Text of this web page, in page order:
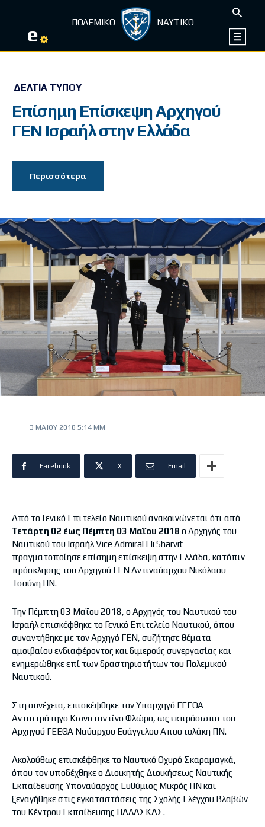
e ΠΟΛΕΜΙΚΟ ΝΑΥΤΙΚΟ
ΔΕΛΤΊΑ ΤΎΠΟΥ
Επίσημη Επίσκεψη Αρχηγού
ΓΕΝ Ισραήλ στην Ελλάδα
Περισσότερα
3 ΜΑΪ́ΟΥ 2018 5:14 ΜΜ
Facebook X Email
Από το Γενικό Επιτελείο Ναυτικού ανακοινώνεται ότι από
Τετάρτη 02 έως Πέμπτη 03 Μαΐου 2018 ο Αρχηγός του
Ναυτικού του Ισραήλ Vice Admiral Eli Sharvit
πραγματοποίησε επίσημη επίσκεψη στην Ελλάδα, κατόπιν
πρόσκλησης του Αρχηγού ΓΕΝ Αντιναύαρχου Νικόλαου
Τσούνη ΠΝ.
Την Πέμπτη 03 Μαΐου 2018, ο Αρχηγός του Ναυτικού του
Ισραήλ επισκέφθηκε το Γενικό Επιτελείο Ναυτικού, όπου
συναντήθηκε με τον Αρχηγό ΓΕΝ, συζήτησε θέματα
αμοιβαίου ενδιαφέροντος και διμερούς συνεργασίας και
ενημερώθηκε επί των δραστηριοτήτων του Πολεμικού
Ναυτικού.
Στη συνέχεια, επισκέφθηκε τον Υπαρχηγό ΓΕΕΘΑ
Αντιστράτηγο Κωνσταντίνο Φλώρο, ως εκπρόσωπο του
Αρχηγού ΓΕΕΘΑ Ναύαρχου Ευάγγελου Αποστολάκη ΠΝ.
Ακολούθως επισκέφθηκε το Ναυτικό Οχυρό Σκαραμαγκά,
όπου τον υποδέχθηκε ο Διοικητής Διοικήσεως Ναυτικής
Εκπαίδευσης Υποναύαρχος Ευθύμιος Μικρός ΠΝ και
ξεναγήθηκε στις εγκαταστάσεις της Σχολής Ελέγχου Βλαβών
του Κέντρου Εκπαίδευσης ΠΑΛΑΣΚΑΣ.